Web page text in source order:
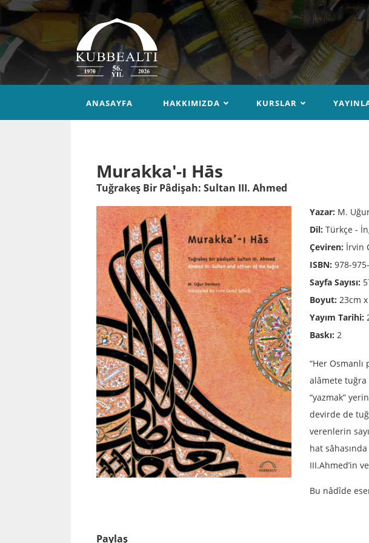
ANASAYFA HAKKIMIZDA KURSLAR
Murakka'-ı Hās
Tuğrakeş Bir Pâdişah: Sultan III. Ahmed
Yazar: M.
Dil: Türkçe -
Çeviren: İrvin
ISBN: 978-
Sayfa Sayısı:
Boyut: 23cm
Yayım Tarihi:
Baskı: 2
“Her Osmanlı
alâmete tuğra
“yazmak”
devirde de
verenlerin
hat
III.Ahmed’in
Bu nâdîde
Paylaş